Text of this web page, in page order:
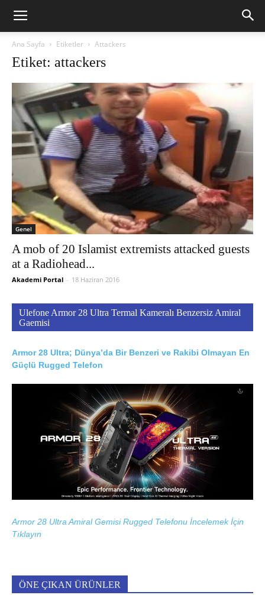
Ana Sayfa Etiketler Attackers
Etiket: attackers
Genel
A mob of 20 Islamist extremists attacked guests
at a Radiohead...
Akademi Portal - 18 Haziran 2016
Ulefone Armor 28 Ultra Termal Kameralı Benzersiz Amiral
Gaemisi
Armor 28 Ultra; Dünya’da Bir Benzeri ve Rakibi Olmayan En
Güçlü Rugged Telefon
Armor 28 Ultra Amiral Gemisi Rugged Telefonu İncelemek İçin
Tıklayın
ÖNE ÇIKAN ÜRÜNLER